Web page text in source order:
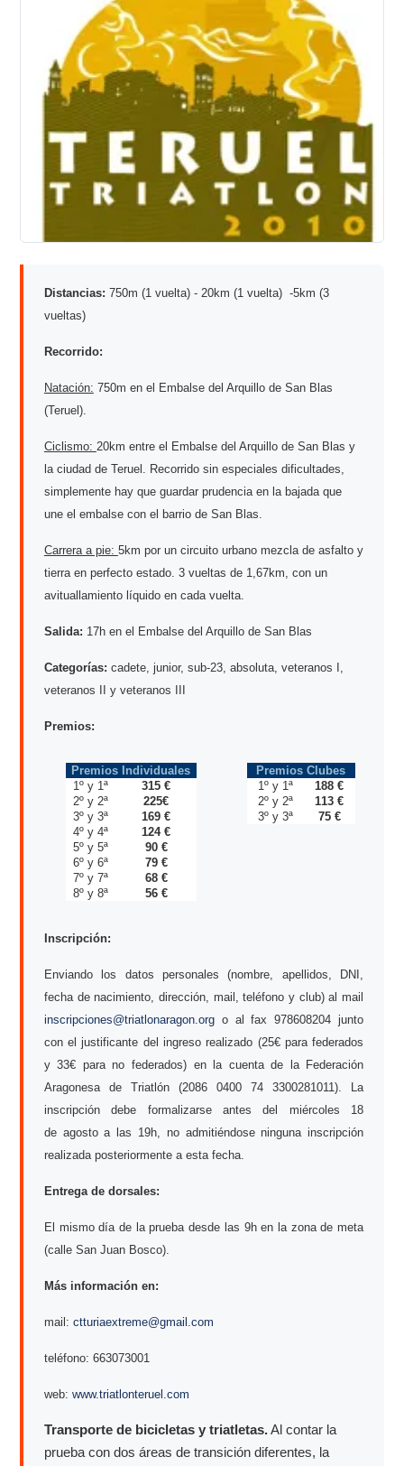
Distancias: 750m (1 vuelta) - 20km (1 vuelta) -5km (3
vueltas)
Recorrido:
Natación: 750m en el Embalse del Arquillo de San Blas
(Teruel).
Ciclismo: 20km entre el Embalse del Arquillo de San Blas y
la ciudad de Teruel. Recorrido sin especiales dificultades,
simplemente hay que guardar prudencia en la bajada que
une el embalse con el barrio de San Blas.
Carrera a pie: 5km por un circuito urbano mezcla de asfalto y
tierra en perfecto estado. 3 vueltas de 1,67km, con un
avituallamiento líquido en cada vuelta.
Salida: 17h en el Embalse del Arquillo de San Blas
Categorías: cadete, junior, sub-23, absoluta, veteranos I,
veteranos II y veteranos III
Premios:
Premios Individuales
1º y 1ª
315 €
2º y 2ª
225€
3º y 3ª
169 €
4º y 4ª
124 €
5º y 5ª
90 €
6º y 6ª
79 €
7º y 7ª
68 €
8º y 8ª
56 €
Premios Clubes
1º y 1ª
188 €
2º y 2ª
113 €
3º y 3ª
75 €
Inscripción:
Enviando los datos personales (nombre, apellidos, DNI,
fecha de nacimiento, dirección, mail, teléfono y club) al mail
inscripciones@triatlonaragon.orgo al fax 978608204 junto
con el justificante del ingreso realizado (25€ para federados
y 33€ para no federados) en la cuenta de la Federación
Aragonesa de Triatlón (2086 0400 74 3300281011). La
inscripción debe formalizarse antes del miércoles 18
de agosto a las 19h, no admitiéndose ninguna inscripción
realizada posteriormente a esta fecha.
Entrega de dorsales:
El mismo día de la prueba desde las 9h en la zona de meta
(calle San Juan Bosco).
Más información en:
mail: ctturiaextreme@gmail.com
teléfono: 663073001
web: www.triatlonteruel.com
Transporte de bicicletas y triatletas.Al contar la
prueba con dos áreas de transición diferentes, la